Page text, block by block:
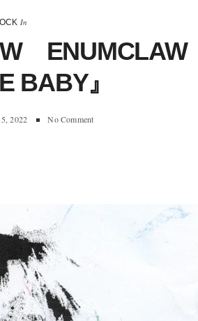
In
ENUMCLAW
BABY』
2022 No Comment